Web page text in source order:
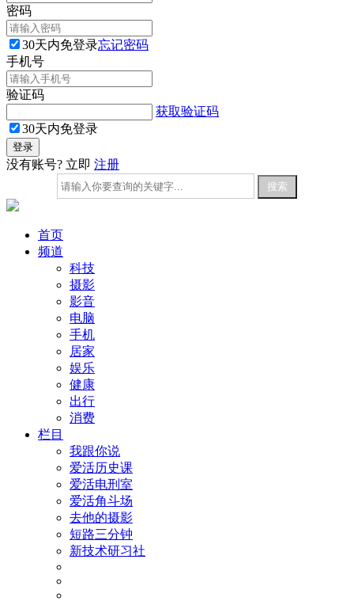
密码
30天内免登录忘记密码
手机号
验证码
获取验证码
30天内免登录
没有账号? 立即 注册
首页
频道
科技
摄影
影音
电脑
手机
居家
娱乐
健康
出行
消费
栏目
我跟你说
爱活历史课
爱活电刑室
爱活角斗场
去他的摄影
短路三分钟
新技术研习社